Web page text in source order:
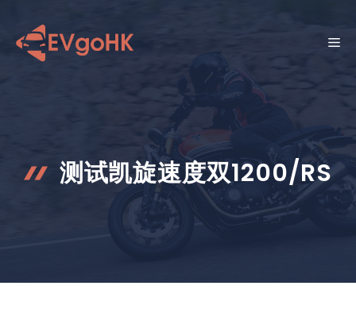
菜
测试凯旋速度双1200/RS